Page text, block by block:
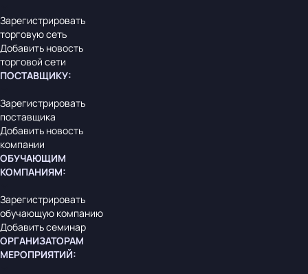
Зарегистрировать
торговую сеть
Добавить новость
торговой сети
ПОСТАВЩИКУ:
Зарегистрировать
поставщика
Добавить новость
компании
ОБУЧАЮЩИМ
КОМПАНИЯМ:
Зарегистрировать
обучающую компанию
Добавить семинар
ОРГАНИЗАТОРАМ
МЕРОПРИЯТИЙ: